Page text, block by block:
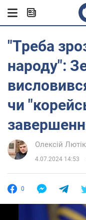
"Треба
народу":
чи
Олексій
4.07.2024 14:53
0